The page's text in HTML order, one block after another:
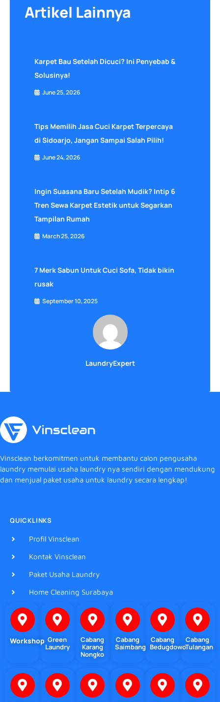
Artikel Lainnya
Karpet Bau Setelah Dicuci? Ini Penyebab &
Solusinya!
June 25, 2026
Tips Memilih Jasa Cuci Karpet Terpercaya
di Sidoarjo, Jangan Sampai Salah Pilih!
June 24, 2026
Ingin Suasana Baru Setelah Mudik? Intip 6
Tren Sewa Karpet Estetik untuk Segarkan
Tampilan Rumah
March 25, 2026
7 Merk Sabun Untuk Cuci Sofa, Tidak bikin
rusak
September 10, 2025
LaundryExpert
Vinsclean berkomitmen untuk membantu calon pengusaha
laundry memulai usaha laundry nya sendiri dengan mendukung
dan menjual paket usaha untuk laundry secara lengkap!
QUICKLINKS
Profil Vinsclean
Kontak Vinsclean
Paket Usaha Laundry
Home Cleaning Surabaya
Workshop Green
Laundry
Cabang
Karang
Nongko
Cabang
Saimbang
Cabang
Bedugdowo
Cabang
Tulangan